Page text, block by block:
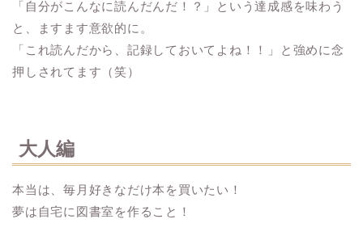
「自分がこんなに読んだんだ！？」という達成感を味わう
と、ますます意欲的に。
「これ読んだから、記録しておいてよね！！」と強めに念
押しされてます（笑）
大人編
本当は、毎月好きなだけ本を買いたい！
夢は自宅に図書室を作ること！